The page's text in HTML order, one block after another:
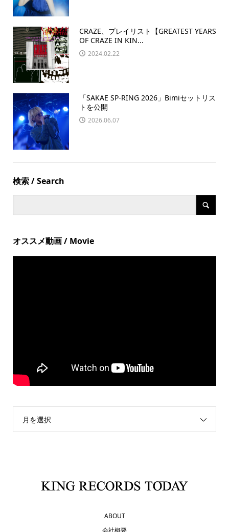
CRAZE、プレイリスト【GREATEST YEARS
OF CRAZE IN KIN...
2024.02.22
「SAKAE SP-RING 2026」Bimiセットリス
トを公開
2026.06.07
検索 / Search
オススメ動画 / Movie
月を選択
ABOUT